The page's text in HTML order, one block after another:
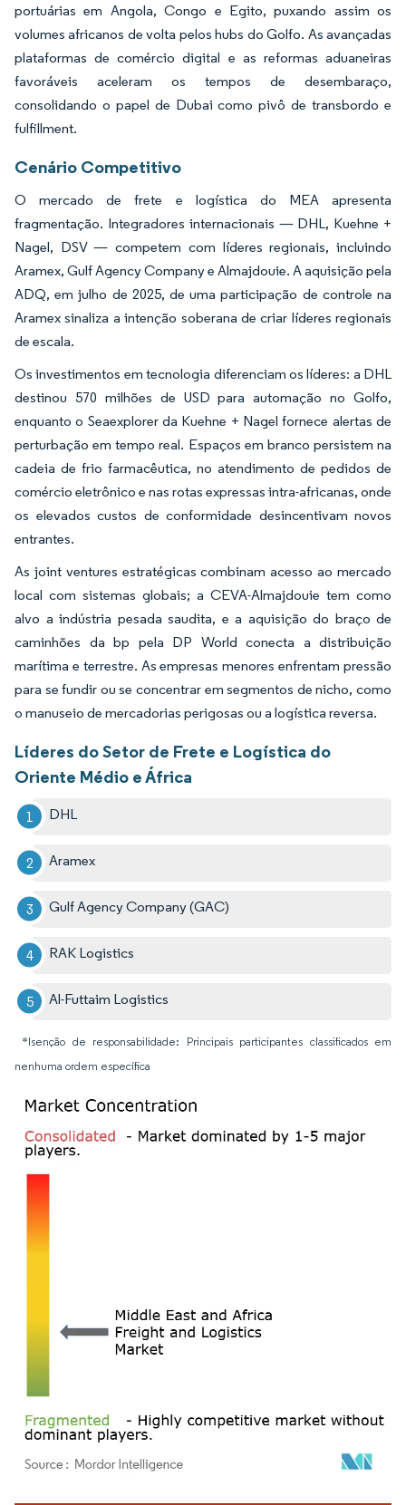
portuárias em Angola, Congo e Egito, puxando assim os
volumes africanos de volta pelos hubs do Golfo. As avançadas
plataformas de comércio digital e as reformas aduaneiras
favoráveis aceleram os tempos de desembaraço,
consolidando o papel de Dubai como pivô de transbordo e
fulfillment.
Cenário Competitivo
O mercado de frete e logística do MEA apresenta
fragmentação. Integradores internacionais — DHL, Kuehne +
Nagel, DSV — competem com líderes regionais, incluindo
Aramex, Gulf Agency Company e Almajdouie. A aquisição pela
ADQ, em julho de 2025, de uma participação de controle na
Aramex sinaliza a intenção soberana de criar líderes regionais
de escala.
Os investimentos em tecnologia diferenciam os líderes: a DHL
destinou 570 milhões de USD para automação no Golfo,
enquanto o Seaexplorer da Kuehne + Nagel fornece alertas de
perturbação em tempo real. Espaços em branco persistem na
cadeia de frio farmacêutica, no atendimento de pedidos de
comércio eletrônico e nas rotas expressas intra-africanas, onde
os elevados custos de conformidade desincentivam novos
entrantes.
As joint ventures estratégicas combinam acesso ao mercado
local com sistemas globais; a CEVA-Almajdouie tem como
alvo a indústria pesada saudita, e a aquisição do braço de
caminhões da bp pela DP World conecta a distribuição
marítima e terrestre. As empresas menores enfrentam pressão
para se fundir ou se concentrar em segmentos de nicho, como
o manuseio de mercadorias perigosas ou a logística reversa.
Líderes do Setor de Frete e Logística do
Oriente Médio e África
DHL
Aramex
Gulf Agency Company (GAC)
RAK Logistics
Al-Futtaim Logistics
*Isenção de responsabilidade: Principais participantes classificados em
nenhuma ordem específica